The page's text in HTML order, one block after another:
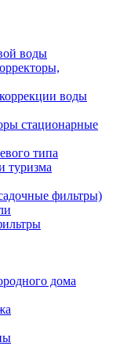
воды
воды
стационарные
типа
туризма
фильтры)
дома